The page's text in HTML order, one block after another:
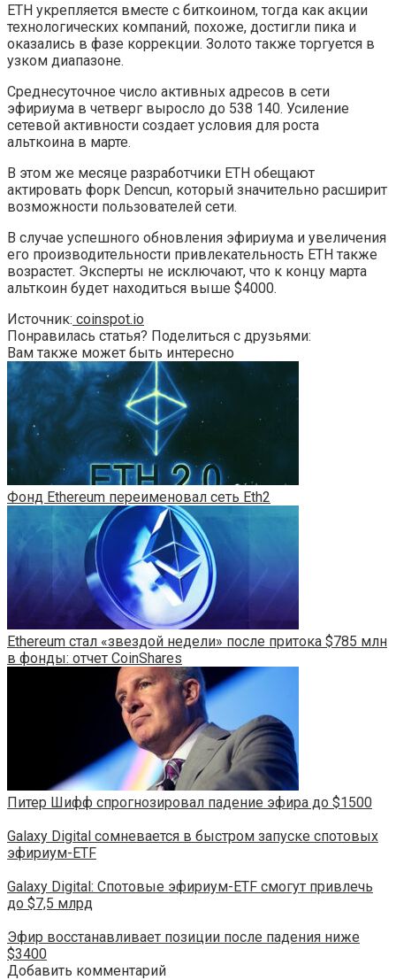
ETH укрепляется вместе с биткоином, тогда как акции
технологических компаний, похоже, достигли пика и
оказались в фазе коррекции. Золото также торгуется в
узком диапазоне.
Среднесуточное число активных адресов в сети
эфириума в четверг выросло до 538 140. Усиление
сетевой активности создает условия для роста
альткоина в марте.
В этом же месяце разработчики ETH обещают
актировать форк Dencun, который значительно расширит
возможности пользователей сети.
В случае успешного обновления эфириума и увеличения
его производительности привлекательность ETH также
возрастет. Эксперты не исключают, что к концу марта
альткоин будет находиться выше $4000.
Источник: coinspot.io
Понравилась статья? Поделиться с друзьями:
Вам также может быть интересно
Фонд Ethereum переименовал сеть Eth2
Ethereum стал «звездой недели» после притока $785 млн
в фонды: отчет CoinShares
Питер Шифф спрогнозировал падение эфира до $1500
Galaxy Digital сомневается в быстром запуске спотовых
эфириум-ETF
Galaxy Digital: Спотовые эфириум-ETF смогут привлечь
до $7,5 млрд
Эфир восстанавливает позиции после падения ниже
$3400
Добавить комментарий